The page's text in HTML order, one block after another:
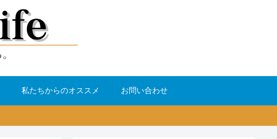
私たちからのオススメ お問い合わせ